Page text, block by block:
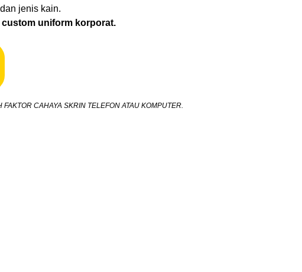
jenis kain.
custom uniform korporat.
CAHAYA SKRIN TELEFON ATAU KOMPUTER.